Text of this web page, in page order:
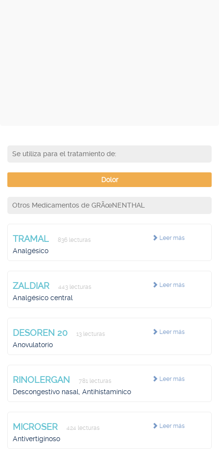
Se utiliza para el tratamiento de:
Dolor
Otros Medicamentos de GRÃœNENTHAL
Leer más
TRAMAL 836 lecturas
Analgésico
Leer más
ZALDIAR 443 lecturas
Analgésico central
Leer más
DESOREN 20 13 lecturas
Anovulatorio
Leer más
RINOLERGAN 781 lecturas
Descongestivo nasal, Antihistamínico
Leer más
MICROSER 424 lecturas
Antivertiginoso